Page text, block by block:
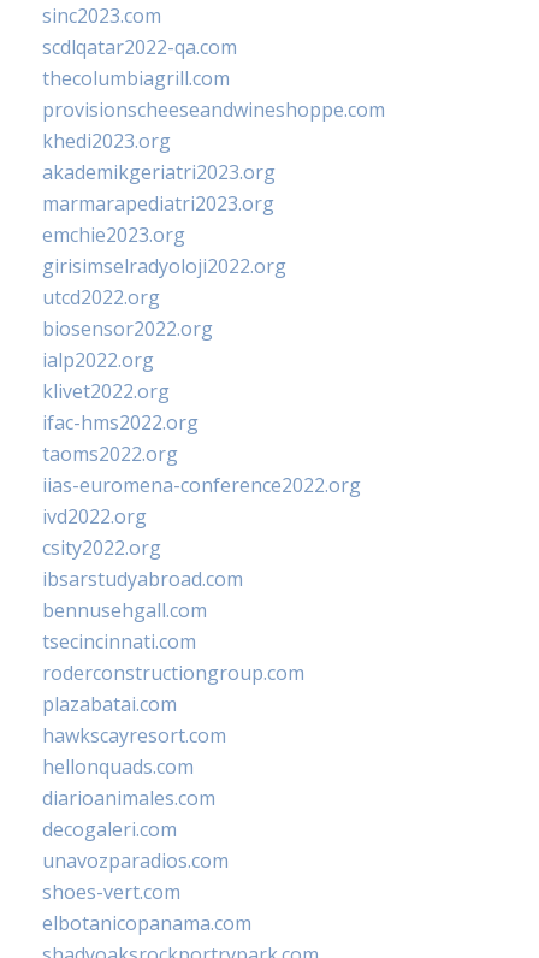
sinc2023.com
scdlqatar2022-qa.com
thecolumbiagrill.com
provisionscheeseandwineshoppe.com
khedi2023.org
akademikgeriatri2023.org
marmarapediatri2023.org
emchie2023.org
girisimselradyoloji2022.org
utcd2022.org
biosensor2022.org
ialp2022.org
klivet2022.org
ifac-hms2022.org
taoms2022.org
iias-euromena-conference2022.org
ivd2022.org
csity2022.org
ibsarstudyabroad.com
bennusehgall.com
tsecincinnati.com
roderconstructiongroup.com
plazabatai.com
hawkscayresort.com
hellonquads.com
diarioanimales.com
decogaleri.com
unavozparadios.com
shoes-vert.com
elbotanicopanama.com